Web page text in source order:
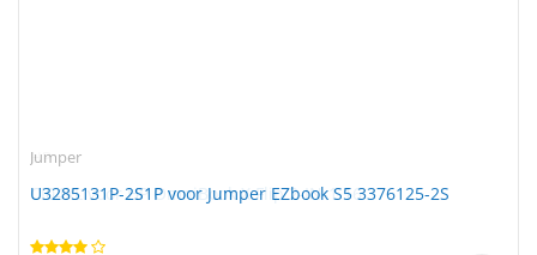
Jumper
U3285131P-2S1P voor Jumper EZbook S5 3376125-2S